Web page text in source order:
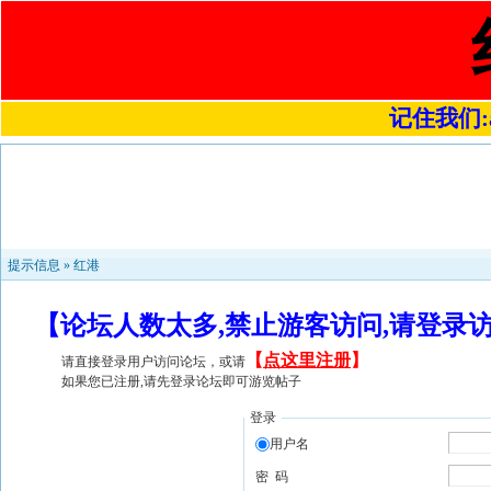
记住我们
提示信息 » 红港
【论坛人数太多,禁止游客访问,请登
请直接登录用户访问论坛，或请 【 点这里注册】
如果您已注册,请先登录论坛即可游览帖子
登录
用户名
密 码